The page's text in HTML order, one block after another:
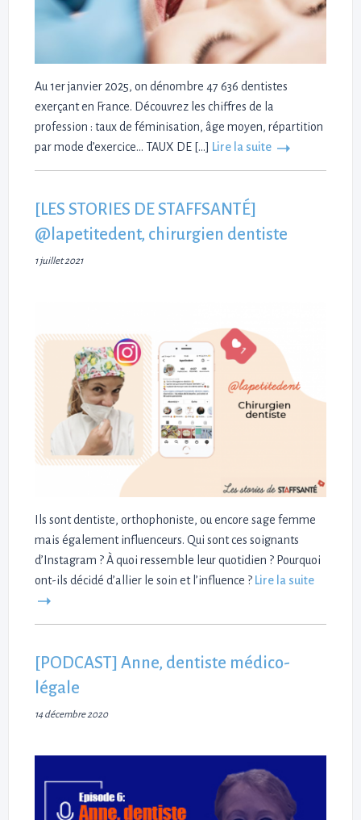
Au 1er janvier 2025, on dénombre 47 636 dentistes
exerçant en France. Découvrez les chiffres de la
profession : taux de féminisation, âge moyen, répartition
par mode d’exercice… TAUX DE […] Lire la suite
[LES STORIES DE STAFFSANTÉ]
@lapetitedent, chirurgien dentiste
1 juillet 2021
Ils sont dentiste, orthophoniste, ou encore sage femme
mais également influenceurs. Qui sont ces soignants
d’Instagram ? À quoi ressemble leur quotidien ? Pourquoi
ont-ils décidé d’allier le soin et l’influence ? Lire la suite
[PODCAST] Anne, dentiste médico-
légale
14 décembre 2020